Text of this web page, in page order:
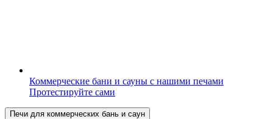
Коммерческие бани и сауны с нашими печами
Протестируйте сами
Печи для коммерческих бань и саун